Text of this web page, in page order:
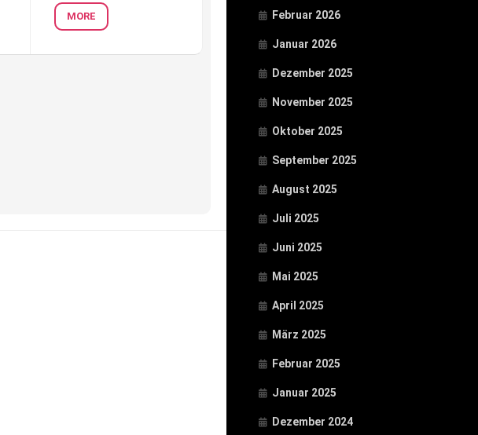
Februar 2026
Januar 2026
Dezember 2025
November 2025
Oktober 2025
September 2025
August 2025
Juli 2025
Juni 2025
Mai 2025
April 2025
März 2025
Februar 2025
Januar 2025
Dezember 2024
MORE